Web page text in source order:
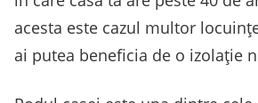
acesta este cazul multor
ai putea beneficia de o izolație